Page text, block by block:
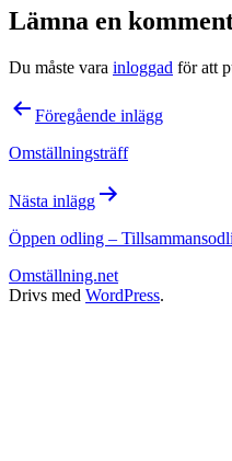
Lämna en
Du måste vara inloggad för att
Inläggsnavigering
Föregående inlägg
Omställningsträff
Nästa inlägg
Öppen odling –
Omställning.net
Drivs med WordPress.